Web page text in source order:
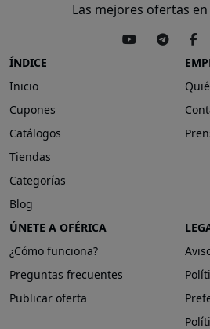
Las mejores ofertas
ÍNDICE
Inicio
Cupones
Catálogos
Tiendas
Categorías
Blog
ÚNETE A OFÉRICA
¿Cómo funciona?
Preguntas frecuentes
Publicar oferta